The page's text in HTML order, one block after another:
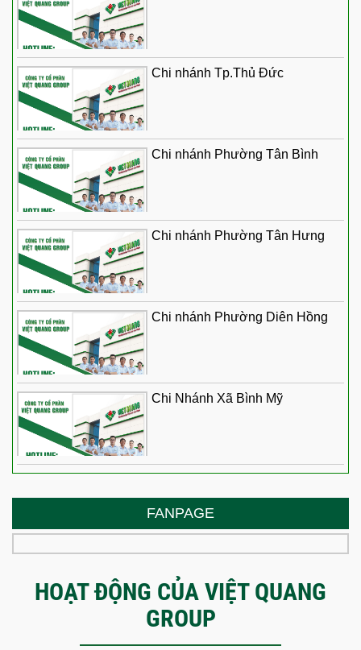
Chi nhánh Tp.Thủ Đức
Chi nhánh Phường Tân Bình
Chi nhánh Phường Tân Hưng
Chi nhánh Phường Diên Hồng
Chi Nhánh Xã Bình Mỹ
FANPAGE
HOẠT ĐỘNG CỦA VIỆT QUANG
GROUP